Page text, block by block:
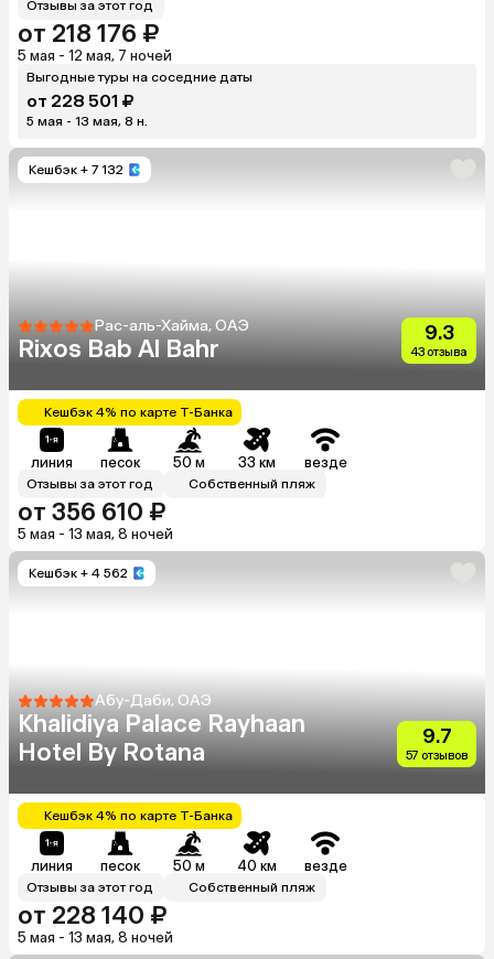
Отзывы за этот год
от 218 176 ₽
5 мая - 12 мая, 7 ночей
Выгодные туры на соседние даты
от 228 501 ₽
5 мая - 13 мая, 8 н.
Кешбэк + 7 132
Рас-аль-Хайма, ОАЭ
Rixos Bab Al Bahr
9.3
43 отзыва
Кешбэк 4% по карте Т-Банка
линия песок 50 м 33 км везде
Отзывы за этот год Собственный пляж
от 356 610 ₽
5 мая - 13 мая, 8 ночей
Кешбэк + 4 562
Абу-Даби, ОАЭ
Khalidiya Palace Rayhaan
Hotel By Rotana
9.7
57 отзывов
Кешбэк 4% по карте Т-Банка
линия песок 50 м 40 км везде
Отзывы за этот год Собственный пляж
от 228 140 ₽
5 мая - 13 мая, 8 ночей